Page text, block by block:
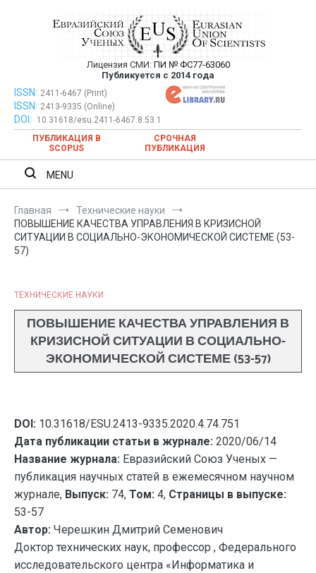
Евразийский Союз Ученых —
публикация научных статей в
ежемесячном научном журнале
Лицензия СМИ: ПИ № ФС77-63060
Публикуется с 2014 года
Евразийский Союз Ученых — публикация научных статей в
ежемесячном научном журнале
ISSN: 2411-6467 (Print)
ISSN: 2413-9335 (Online)
DOI:
10.31618/esu.2411-6467.8.53.1
ПУБЛИКАЦИЯ В
SCOPUS
СРОЧНАЯ
ПУБЛИКАЦИЯ
MENU
Главная
Технические науки
ПОВЫШЕНИЕ КАЧЕСТВА УПРАВЛЕНИЯ В КРИЗИСНОЙ
СИТУАЦИИ В СОЦИАЛЬНО-ЭКОНОМИЧЕСКОЙ СИСТЕМЕ (53-
57)
ТЕХНИЧЕСКИЕ НАУКИ
ПОВЫШЕНИЕ КАЧЕСТВА УПРАВЛЕНИЯ В
КРИЗИСНОЙ СИТУАЦИИ В СОЦИАЛЬНО-
ЭКОНОМИЧЕСКОЙ СИСТЕМЕ (53-57)
DOI: 10.31618/ESU.2413-9335.2020.4.74.751
Дата публикации статьи в журнале: 2020/06/14
Название журнала: Евразийский Союз Ученых —
публикация научных статей в ежемесячном научном
журнале, Выпуск: 74, Том: 4, Страницы в выпуске:
53-57
Автор: Черешкин Дмитрий Семенович
Доктор технических наук, профессор , Федерального
исследовательского центра «Информатика и